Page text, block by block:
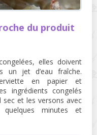
du produit
elles doivent
un jet d’eau fraîche.
en papier et
ingrédients congelés
et les versons avec
minutes et